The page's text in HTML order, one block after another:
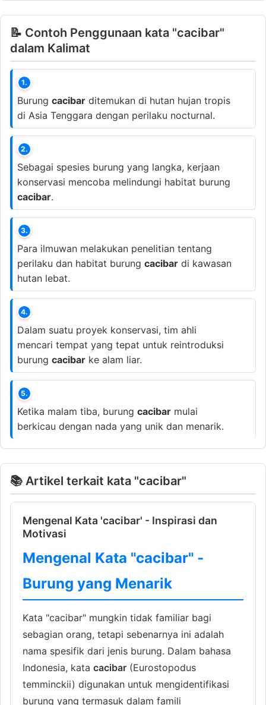
📝 Contoh Penggunaan kata "cacibar"
dalam Kalimat
1.
Burung cacibar ditemukan di hutan hujan tropis
di Asia Tenggara dengan perilaku nocturnal.
2.
Sebagai spesies burung yang langka, kerjaan
konservasi mencoba melindungi habitat burung
cacibar.
3.
Para ilmuwan melakukan penelitian tentang
perilaku dan habitat burung cacibar di kawasan
hutan lebat.
4.
Dalam suatu proyek konservasi, tim ahli
mencari tempat yang tepat untuk reintroduksi
burung cacibar ke alam liar.
5.
Ketika malam tiba, burung cacibar mulai
berkicau dengan nada yang unik dan menarik.
📚 Artikel terkait kata "cacibar"
Mengenal Kata 'cacibar' - Inspirasi dan
Motivasi
Mengenal Kata "cacibar" -
Burung yang Menarik
Kata "cacibar" mungkin tidak familiar bagi
sebagian orang, tetapi sebenarnya ini adalah
nama spesifik dari jenis burung. Dalam bahasa
Indonesia, kata cacibar (Eurostopodus
temminckii) digunakan untuk mengidentifikasi
burung yang termasuk dalam famili